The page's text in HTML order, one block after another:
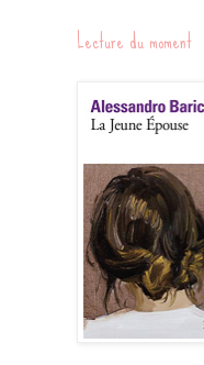
Lecture du moment